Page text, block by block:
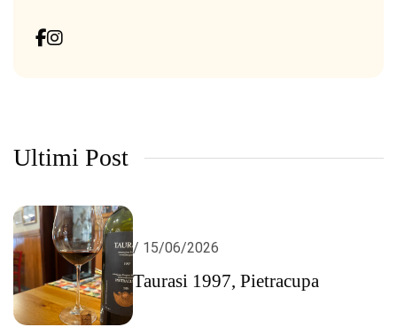
Ultimi Post
/ 15/06/2026
Taurasi 1997, Pietracupa